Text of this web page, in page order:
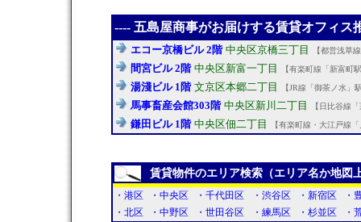
---- 五島屋商事がお届けする賃貸オフィス
エコー京橋ビル 2階 中央区京橋三丁目 【都営浅草
間宮ビル 2階 中央区新富一丁目 【有楽町線「新富町
湯淺ビル 1階 文京区本郷二丁目 【JR線「御茶ノ水
馬事畜産会館303階 中央区新川二丁目 【日比谷線
鎌田ビル 1階 中央区佃二丁目 【有楽町線・大江戸線
賃貸物件のエリア検索（エリア名か地図
・港区 ・中央区 ・千代田区 ・渋谷区 ・新宿区
・
・北区
・中野区 ・世田谷区 ・練馬区 ・杉並区 ・